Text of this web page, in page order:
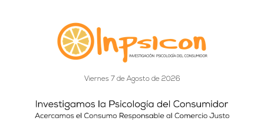
Viernes 7 de Agosto de 2026